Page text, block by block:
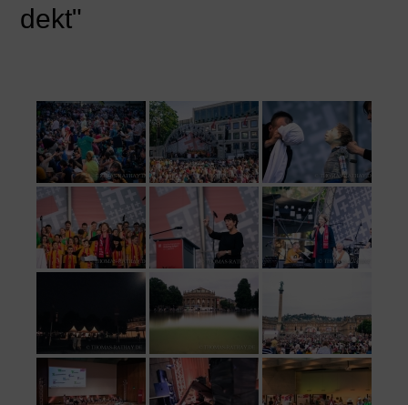
dekt"